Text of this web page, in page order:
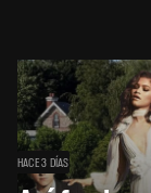
HACE 3 DÍAS